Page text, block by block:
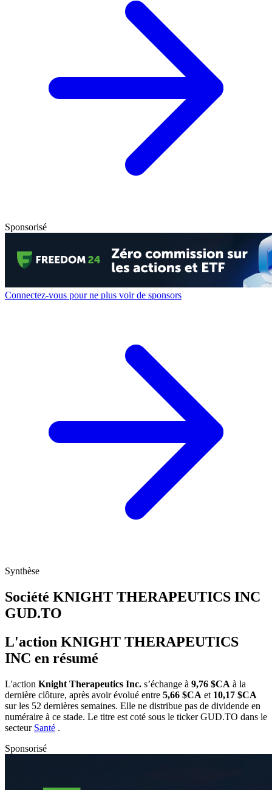
Sponsorisé
Connectez-vous pour ne plus voir de sponsors
Synthèse
Société KNIGHT THERAPEUTICS INC
GUD.TO
L'action KNIGHT THERAPEUTICS
INC en résumé
L'action Knight Therapeutics Inc. s’échange à 9,76 $CA à la
dernière clôture, après avoir évolué entre 5,66 $CA et 10,17 $CA
sur les 52 dernières semaines. Elle ne distribue pas de dividende en
numéraire à ce stade. Le titre est coté sous le tickerGUD.TO dans le
secteur Santé .
Sponsorisé